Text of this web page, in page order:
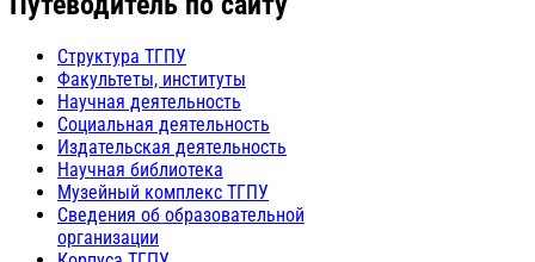
Структура ТГПУ
Факультеты, институты
Научная деятельность
Социальная деятельность
Издательская деятельность
Научная библиотека
Музейный комплекс ТГПУ
Сведения об образовательной
организации